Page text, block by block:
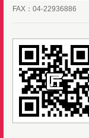
FAX：04-22936886